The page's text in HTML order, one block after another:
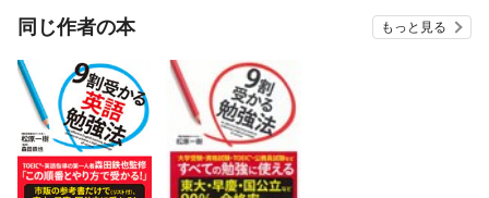
同じ作者の本 もっと見る